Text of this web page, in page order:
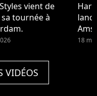
vient de
tournée à
18
VIDÉOS